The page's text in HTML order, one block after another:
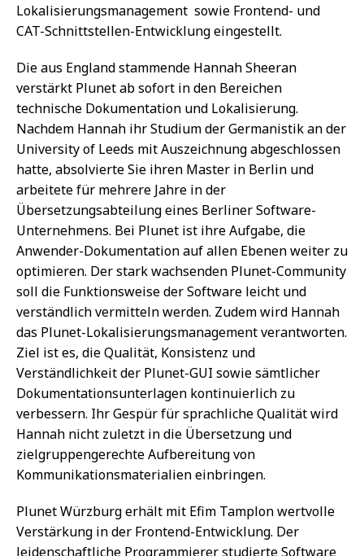
Lokalisierungsmanagement sowie Frontend- und
CAT-Schnittstellen-Entwicklung eingestellt.
Die aus England stammende Hannah Sheeran
verstärkt Plunet ab sofort in den Bereichen
technische Dokumentation und Lokalisierung.
Nachdem Hannah ihr Studium der Germanistik an der
University of Leeds mit Auszeichnung abgeschlossen
hatte, absolvierte Sie ihren Master in Berlin und
arbeitete für mehrere Jahre in der
Übersetzungsabteilung eines Berliner Software-
Unternehmens. Bei Plunet ist ihre Aufgabe, die
Anwender-Dokumentation auf allen Ebenen weiter zu
optimieren. Der stark wachsenden Plunet-Community
soll die Funktionsweise der Software leicht und
verständlich vermitteln werden. Zudem wird Hannah
das Plunet-Lokalisierungsmanagement verantworten.
Ziel ist es, die Qualität, Konsistenz und
Verständlichkeit der Plunet-GUI sowie sämtlicher
Dokumentationsunterlagen kontinuierlich zu
verbessern. Ihr Gespür für sprachliche Qualität wird
Hannah nicht zuletzt in die Übersetzung und
zielgruppengerechte Aufbereitung von
Kommunikationsmaterialien einbringen.
Plunet Würzburg erhält mit Efim Tamplon wertvolle
Verstärkung in der Frontend-Entwicklung. Der
leidenschaftliche Programmierer studierte Software